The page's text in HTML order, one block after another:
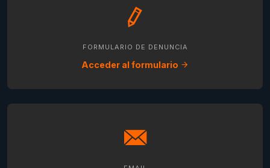
FORMULARIO DE DENUNCIA
Acceder al formulario